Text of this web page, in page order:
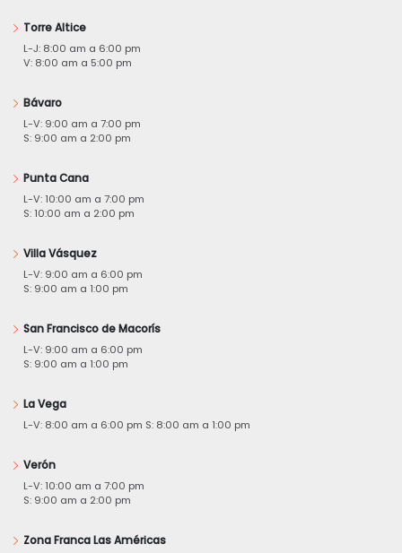
Torre Altice
L-J: 8:00 am a 6:00 pm
V: 8:00 am a 5:00 pm
Bávaro
L-V: 9:00 am a 7:00 pm
S: 9:00 am a 2:00 pm
Punta Cana
L-V: 10:00 am a 7:00 pm
S: 10:00 am a 2:00 pm
Villa Vásquez
L-V: 9:00 am a 6:00 pm
S: 9:00 am a 1:00 pm
San Francisco de Macorís
L-V: 9:00 am a 6:00 pm
S: 9:00 am a 1:00 pm
La Vega
L-V: 8:00 am a 6:00 pm S: 8:00 am a 1:00 pm
Verón
L-V: 10:00 am a 7:00 pm
S: 9:00 am a 2:00 pm
Zona Franca Las Américas